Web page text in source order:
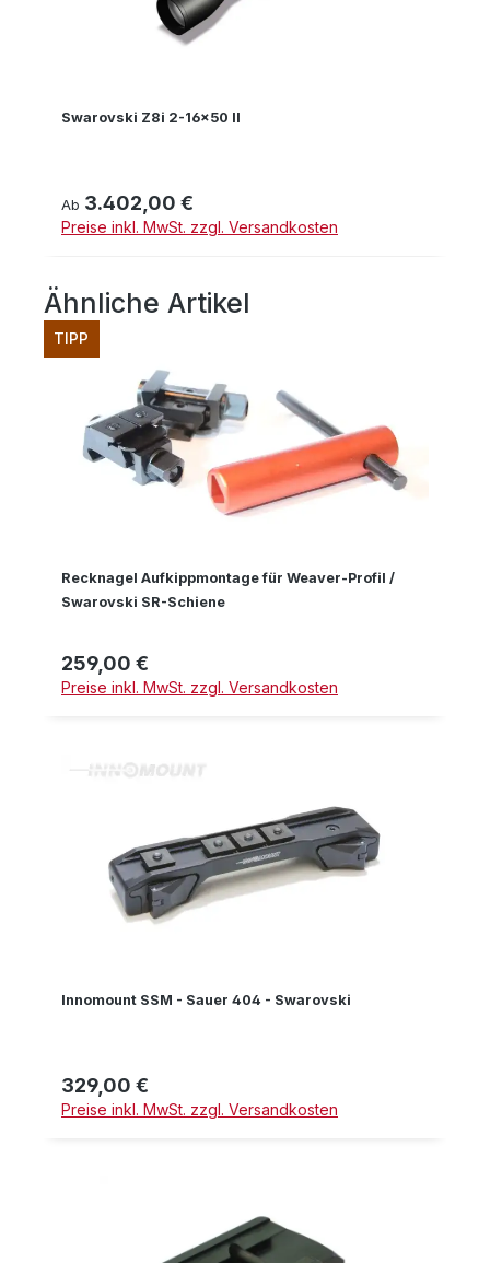
Swarovski Z8i 2-16x50 II
Regulärer Preis:
Ab 3.402,00 €
Preise inkl. MwSt. zzgl. Versandkosten
Produktgalerie überspringen
Ähnliche Artikel
TIPP
Recknagel Aufkippmontage für Weaver-Profil /
Swarovski SR-Schiene
Regulärer Preis:
259,00 €
Preise inkl. MwSt. zzgl. Versandkosten
Innomount SSM - Sauer 404 - Swarovski
Regulärer Preis:
329,00 €
Preise inkl. MwSt. zzgl. Versandkosten